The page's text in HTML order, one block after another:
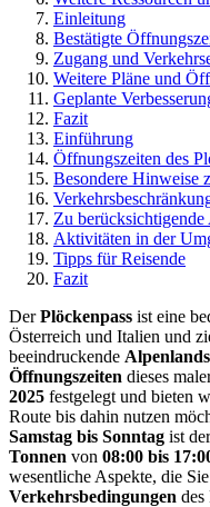
Einleitung
Bestätigte
Zugang und
Weitere Pläne und
Geplante
Fazit
Einführung
Öffnungszeiten des
Besondere Hinweise
Zu
Aktivitäten in der
Tipps für Reisende
Fazit
DerPlöckenpass ist eine
Österreich und Italien und
beeindruckende
Öffnungszeiten dieses
2025 festgelegt und bieten
Route bis dahin nutzen
Samstag bis Sonntag ist
Tonnen von 08:00 bis
wesentliche Aspekte, die
Verkehrsbedingungen des